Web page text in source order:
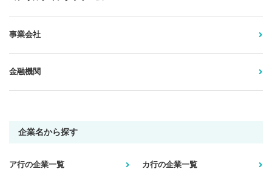
事業会社
金融機関
企業名から探す
ア行の企業一覧 カ行の企業一覧